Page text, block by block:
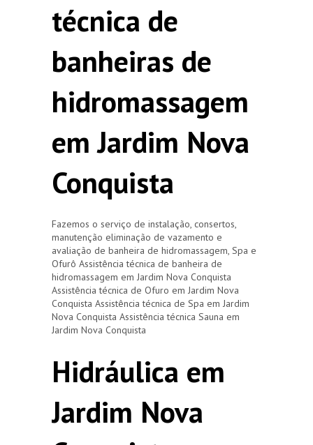
técnica de
banheiras de
hidromassagem
em Jardim Nova
Conquista
Fazemos o serviço de instalação, consertos,
manutenção eliminação de vazamento e
avaliação de banheira de hidromassagem, Spa e
Ofurô Assistência técnica de banheira de
hidromassagem em Jardim Nova Conquista
Assistência técnica de Ofuro em Jardim Nova
Conquista Assistência técnica de Spa em Jardim
Nova Conquista Assistência técnica Sauna em
Jardim Nova Conquista
Hidráulica em
Jardim Nova